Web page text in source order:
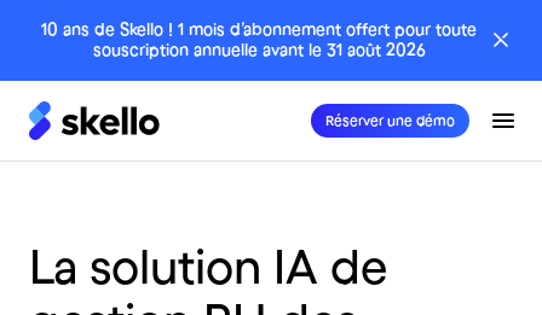
10 ans de Skello ! 1 mois d’abonnement offert pour toute
souscription annuelle avant le 31 août 2026
Réserver une démo
La solution IA de